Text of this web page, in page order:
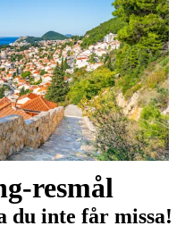
resmål
du inte får missa!